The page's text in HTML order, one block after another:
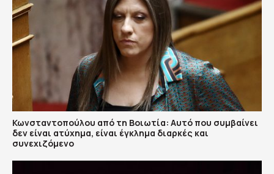
Κωνσταντοπούλου από τη Βοιωτία: Αυτό που συμβαίνει
δεν είναι ατύχημα, είναι έγκλημα διαρκές και
συνεχιζόμενο